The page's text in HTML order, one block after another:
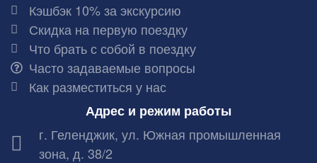
Кэшбэк 10% за экскурсию
Скидка на первую поездку
Что брать с собой в поездку
Часто задаваемые вопросы
Как разместиться у нас
Адрес и режим работы
г. Геленджик, ул. Южная промышленная
зона, д. 38/2